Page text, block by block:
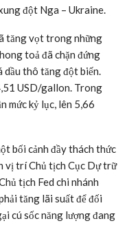
đột Nga – Ukraine.
tăng vọt trong những
toả đã chặn đứng
dầu thô tăng đột biến.
USD/gallon. Trong
mức kỷ lục, lên 5,66
bối cảnh đầy thách thức
vị trí Chủ tịch Cục Dự trữ
tịch Fed chi nhánh
tăng lãi suất để đối
cú sốc năng lượng đang